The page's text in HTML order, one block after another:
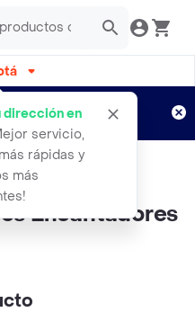
dirección en
servicio,
rápidas y
más
Aplican TyC
Bead
Encantadores